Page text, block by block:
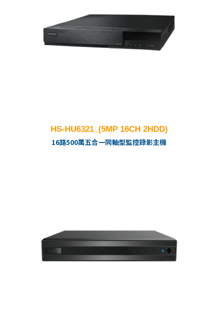
HS-HU6321_(5MP 16CH 2HDD)
16路500萬五合一同軸型監控錄影主機